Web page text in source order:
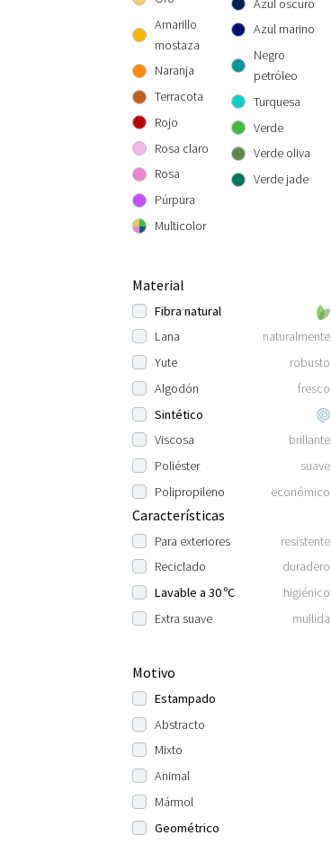
Amarillo
mostaza
Naranja
Terracota
Rojo
Rosa claro
Rosa
Púrpura
Multicolor
Azul oscuro
Azul marino
Negro
petróleo
Turquesa
Verde
Verde oliva
Verde jade
Material
Fibra natural
Lana
naturalmente
Yute
robusto
Algodón
fresco
Sintético
Viscosa
brillante
Poliéster
suave
Polipropileno
económico
Características
Para exteriores
resistente
Reciclado
duradero
Lavable a 30 ºC
higiénico
Extra suave
mullida
Motivo
Estampado
Abstracto
Mixto
Animal
Mármol
Geométrico